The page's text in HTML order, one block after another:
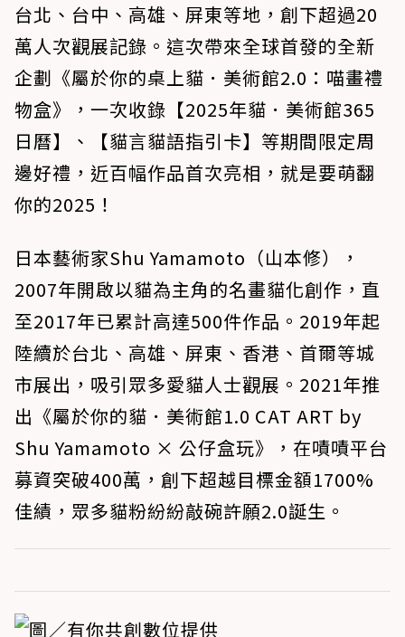
台北、台中、高雄、屏東等地，創下超過20
萬人次觀展記錄。這次帶來全球首發的全新
企劃《屬於你的桌上貓．美術館2.0：喵畫禮
物盒》，一次收錄【2025年貓．美術館365
日曆】、【貓言貓語指引卡】等期間限定周
邊好禮，近百幅作品首次亮相，就是要萌翻
你的2025！
日本藝術家Shu Yamamoto（山本修），
2007年開啟以貓為主角的名畫貓化創作，直
至2017年已累計高達500件作品。2019年起
陸續於台北、高雄、屏東、香港、首爾等城
市展出，吸引眾多愛貓人士觀展。2021年推
出《屬於你的貓．美術館1.0 CAT ART by
Shu Yamamoto × 公仔盒玩》，在嘖嘖平台
募資突破400萬，創下超越目標金額1700%
佳績，眾多貓粉紛紛敲碗許願2.0誕生。